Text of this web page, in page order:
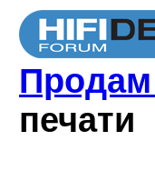
Продам
печати